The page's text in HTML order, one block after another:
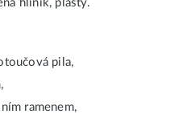
hliník, plasty.
pila,
ramenem,